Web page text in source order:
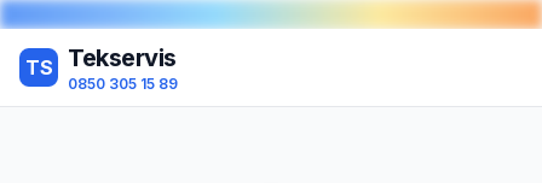
TS Tekservis
0850 305 15 89